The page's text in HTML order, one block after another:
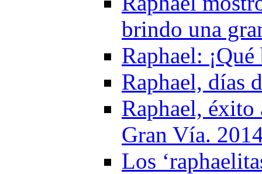
brindo una
Raphael:
Raphael, días
Raphael, éxito
Gran Vía.
Los